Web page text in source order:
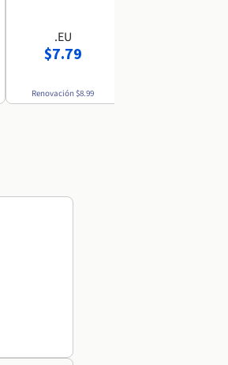
.EU
$7.79
Renovación$8.99